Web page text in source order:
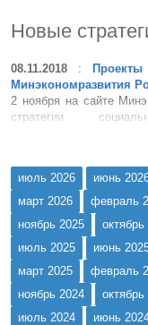
конференции RSA
Success», можно
Новые
08.11.2018 :
Минэкономразвития
2 ноября на сайте
стратегии
развития
(первичное размещ...
июль 2026 июнь
март 2026
февраль
ноябрь 2025
октябрь
июль 2025
июнь
март 2025
февраль
ноябрь 2024
октябрь
июль 2024
июнь